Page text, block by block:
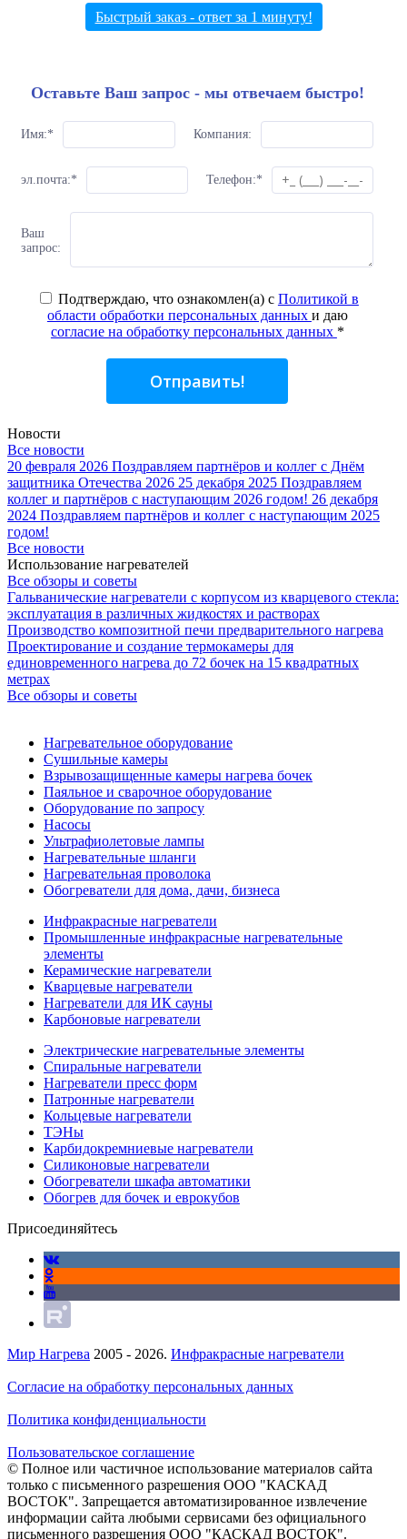
Быстрый заказ - ответ за 1 минуту!
Оставьте Ваш запрос - мы отвечаем быстро!
Имя:* Компания:
эл.почта:* Телефон:*
Ваш
запрос:
Подтверждаю, что ознакомлен(а) с Политикой в
области обработки персональных данных и даю
согласие на обработку персональных данных *
Отправить!
Новости
Все новости
20 февраля 2026 Поздравляем партнёров и коллег с Днём
защитника Отечества 2026 25 декабря 2025 Поздравляем
коллег и партнёров с наступающим 2026 годом! 26 декабря
2024 Поздравляем партнёров и коллег с наступающим 2025
годом!
Все новости
Использование нагревателей
Все обзоры и советы
Гальванические нагреватели с корпусом из кварцевого стекла:
эксплуатация в различных жидкостях и растворах
Производство композитной печи предварительного нагрева
Проектирование и создание термокамеры для
единовременного нагрева до 72 бочек на 15 квадратных
метрах
Все обзоры и советы
Нагревательное оборудование
Сушильные камеры
Взрывозащищенные камеры нагрева бочек
Паяльное и сварочное оборудование
Оборудование по запросу
Насосы
Ультрафиолетовые лампы
Нагревательные шланги
Нагревательная проволока
Обогреватели для дома, дачи, бизнеса
Инфракрасные нагреватели
Промышленные инфракрасные нагревательные
элементы
Керамические нагреватели
Кварцевые нагреватели
Нагреватели для ИК сауны
Карбоновые нагреватели
Электрические нагревательные элементы
Спиральные нагреватели
Нагреватели пресс форм
Патронные нагреватели
Кольцевые нагреватели
ТЭНы
Карбидокремниевые нагреватели
Силиконовые нагреватели
Обогреватели шкафа автоматики
Обогрев для бочек и еврокубов
Присоединяйтесь
Мир Нагрева 2005 - 2026. Инфракрасные нагреватели
Согласие на обработку персональных данных
Политика конфиденциальности
Пользовательское соглашение
© Полное или частичное использование материалов сайта
только с письменного разрешения ООО "КАСКАД
ВОСТОК". Запрещается автоматизированное извлечение
информации сайта любыми сервисами без официального
письменного разрешения ООО "КАСКАД ВОСТОК".